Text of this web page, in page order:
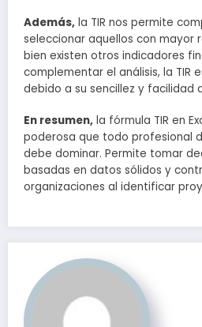
Además, la TIR nos permite
seleccionar aquellos con mayor
bien existen otros indicadores
complementar el análisis, la TIR
debido a su sencillez y facilidad
En resumen, la fórmula TIR en
poderosa que todo profesional
debe dominar. Permite tomar
basadas en datos sólidos y
organizaciones al identificar